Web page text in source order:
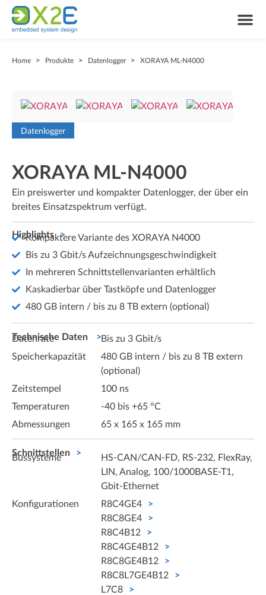
Home > Produkte > Datenlogger > XORAYA ML-N4000
XORAYA ML-N4000
Ein preiswerter und kompakter Datenlogger, der über ein
breites Einsatzspektrum verfügt.
Highlights
Kompaktere Variante des XORAYA N4000
Bis zu 3 Gbit/s Aufzeichnungsgeschwindigkeit
In mehreren Schnittstellenvarianten erhältlich
Kaskadierbar über Tastköpfe und Datenlogger
480 GB intern / bis zu 8 TB extern (optional)
Technische Daten
Datenrate
Bis zu 3 Gbit/s
Speicherkapazität
480 GB intern / bis zu 8 TB extern
(optional)
Zeitstempel
100 ns
Temperaturen
-40 bis +65 °C
Abmessungen
65 x 165 x 165 mm
Schnittstellen
Bussysteme
HS-CAN/CAN-FD, RS-232, FlexRay,
LIN, Analog, 100/1000BASE-T1,
Gbit-Ethernet
Konfigurationen
R8C4GE4
R8C8GE4
R8C4B12
R8C4GE4B12
R8C8GE4B12
R8C8L7GE4B12
L7C8
Datenlogger